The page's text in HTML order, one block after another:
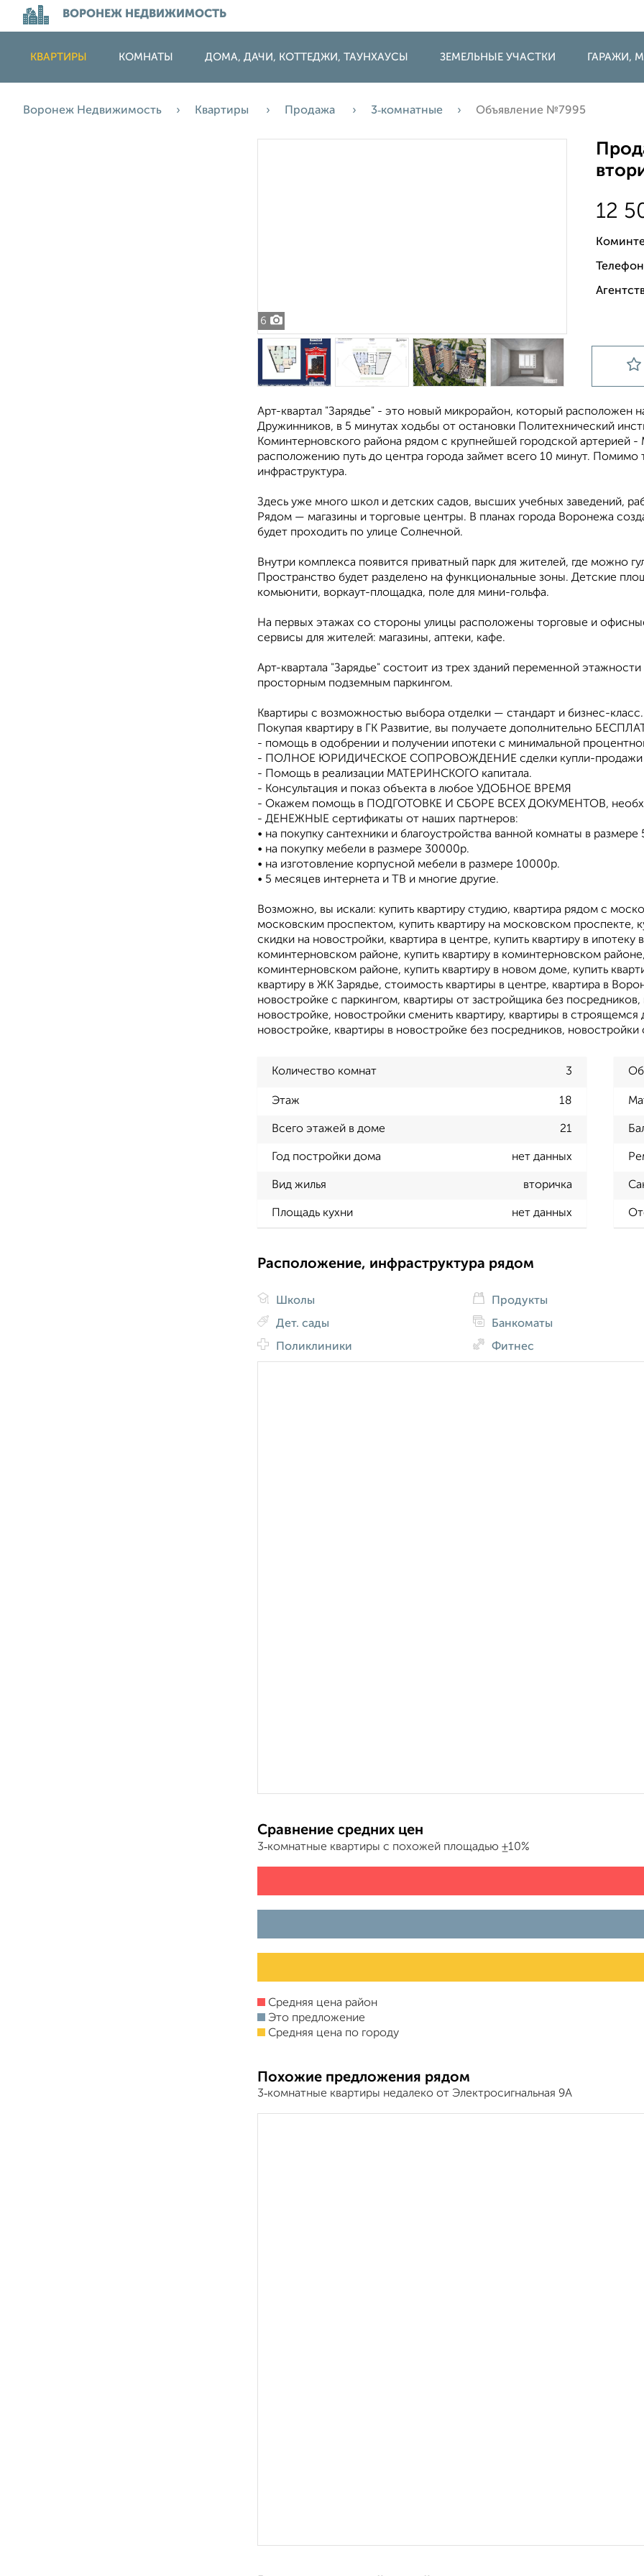
ВОРОНЕЖ НЕДВИЖИМОСТЬ
КВАРТИРЫ КОМНАТЫ ДОМА, ДАЧИ, КОТТЕДЖИ, ТАУНХАУСЫ ЗЕМЕЛЬНЫЕ УЧАСТКИ ГАРАЖИ,
Воронеж Недвижимость Квартиры Продажа 3‑комнатные Объявление №7995
6
12
Арт-квартал "Зарядье" - это новый микрорайон, который расположен
Дружинников, в 5 минутах ходьбы от остановки Политехнический
Коминтерновского района рядом с крупнейшей городской артерией
расположению путь до центра города займет всего 10 минут. Помимо
инфраструктура.
Здесь уже много школ и детских садов, высших учебных заведений,
Рядом — магазины и торговые центры. В планах города Воронежа
будет проходить по улице Солнечной.
Внутри комплекса появится приватный парк для жителей, где можно
Пространство будет разделено на функциональные зоны. Детские
комьюнити, воркаут-площадка, поле для мини-гольфа.
На первых этажах со стороны улицы расположены торговые и
сервисы для жителей: магазины, аптеки, кафе.
Арт-квартала "Зарядье" состоит из трех зданий переменной
просторным подземным паркингом.
Квартиры с возможностью выбора отделки — стандарт и бизнес-класс.
Покупая квартиру в ГК Развитие, вы получаете дополнительно
- помощь в одобрении и получении ипотеки с минимальной
- ПОЛНОЕ ЮРИДИЧЕСКОЕ СОПРОВОЖДЕНИЕ сделки купли-продажи
- Помощь в реализации МАТЕРИНСКОГО капитала.
- Консультация и показ объекта в любое УДОБНОЕ ВРЕМЯ
- Окажем помощь в ПОДГОТОВКЕ И СБОРЕ ВСЕХ ДОКУМЕНТОВ,
- ДЕНЕЖНЫЕ сертификаты от наших партнеров:
• на покупку сантехники и благоустройства ванной комнаты в
• на покупку мебели в размере 30000р.
• на изготовление корпусной мебели в размере 10000р.
• 5 месяцев интернета и ТВ и многие другие.
Возможно, вы искали: купить квартиру студию, квартира рядом с
московским проспектом, купить квартиру на московском проспекте,
скидки на новостройки, квартира в центре, купить квартиру в
коминтерновском районе, купить квартиру в коминтерновском
коминтерновском районе, купить квартиру в новом доме, купить
квартиру в ЖК Зарядье, стоимость квартиры в центре, квартира в
новостройке с паркингом, квартиры от застройщика без
новостройке, новостройки сменить квартиру, квартиры в
новостройке, квартиры в новостройке без посредников,
Количество комнат 3
Этаж 18
Всего этажей в доме 21
Год постройки дома нет данных
Вид жилья вторичка
Площадь кухни нет данных
Расположение, инфраструктура рядом
Школы
Дет. сады
Поликлиники
Продукты
Банкоматы
Фитнес
Сравнение средних цен
3‑комнатные квартиры с похожей площадью ±10%
Средняя цена район
Это предложение
Средняя цена по городу
Похожие предложения рядом
3‑комнатные квартиры недалеко от Электросигнальная 9А